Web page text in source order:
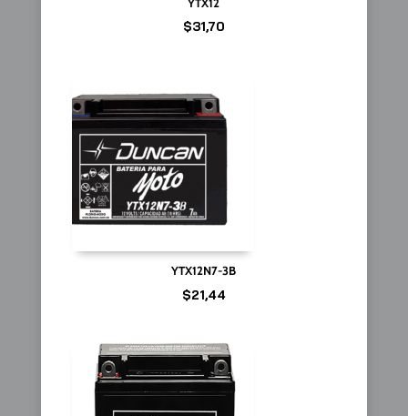
$31,70
YTX12N7-3B
$21,44